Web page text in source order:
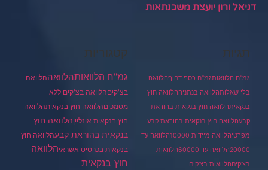
דניאל ורון יועצת משכנתאות
תגיות
גמ"ח הלוואותגמ"ח כסף דחוףהלוואה
בלי שאלותהלוואה בנתניההלוואה חוץ
בנקאיתהלוואה חוץ בנקאית בהוראת
קבעהלוואה חוץ בנקאית בהוראת קבע
מפרטיהלוואה מיידית 10000
הלוואה עד
20000הלוואה עד 60000
הלוואות
בצ'קיםהלוואות בצ'קים
קטגוריות
גמ"ח הלוואותהלוואההלוואה
בצ'קיםהלוואה בצ'קים ללא
מסמכיםהלוואה חוץ בנקאיתהלוואה
חוץ בנקאית אונלייןהלוואה חוץ
בנקאית בהוראת קבעהלוואה חוץ
בנקאית בכרטיס אשראיהלוואה
חוץ בנקאית